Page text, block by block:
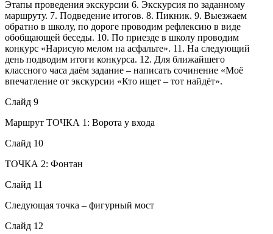
Этапы проведения экскурсии 6. Экскурсия по заданному
маршруту. 7. Подведение итогов. 8. Пикник. 9. Выезжаем
обратно в школу, по дороге проводим рефлексию в виде
обобщающей беседы. 10. По приезде в школу проводим
конкурс «Нарисую мелом на асфальте». 11. На следующий
день подводим итоги конкурса. 12. Для ближайшего
классного часа даём задание – написать сочинение «Моё
впечатление от экскурсии «Кто ищет – тот найдёт».
Слайд 9
Маршрут ТОЧКА 1: Ворота у входа
Слайд 10
ТОЧКА 2: Фонтан
Слайд 11
Следующая точка – фигурный мост
Слайд 12